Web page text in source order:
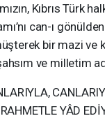
Kıbrıs Türk
can-ı
bir mazi ve
ve milletim
YÂD